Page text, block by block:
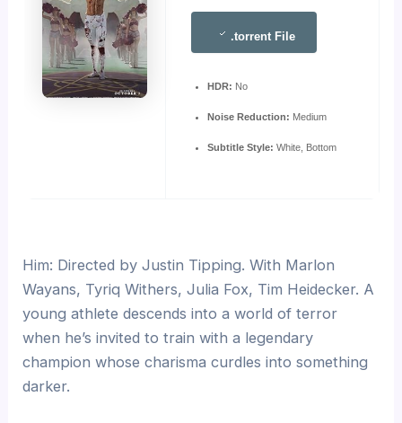
.torrent File
HDR: No
Noise Reduction: Medium
Subtitle Style: White, Bottom
Him: Directed by Justin Tipping. With Marlon
Wayans, Tyriq Withers, Julia Fox, Tim Heidecker. A
young athlete descends into a world of terror
when he’s invited to train with a legendary
champion whose charisma curdles into something
darker.